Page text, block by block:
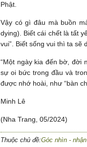
Phật.
Vậy có gì đâu mà buồn
dying). Biết cái chết là tất
vui”. Biết sống vui thì ta sẽ
“Một ngày kia đến bờ, đời
sự oi bức trong đầu và
được nhớ hoài, như “bàn
Minh Lê
(Nha Trang, 05/2024)
Thuộc chủ đề:Góc nhìn -